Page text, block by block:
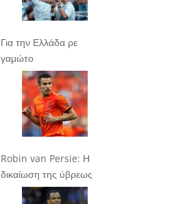
Για την Ελλάδα ρε
γαμώτο
Robin van Persie: Η
δικαίωση της ύβρεως